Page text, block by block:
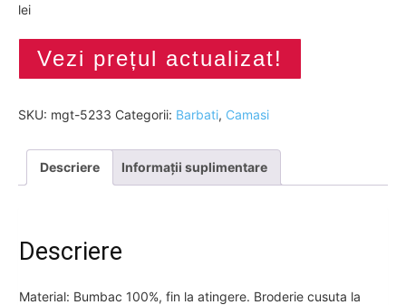
lei
Vezi prețul actualizat!
SKU: mgt-5233 Categorii: Barbati, Camasi
Descriere Informații suplimentare
Descriere
Material: Bumbac 100%, fin la atingere. Broderie cusuta la